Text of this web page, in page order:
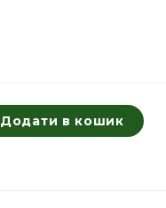
Додати в кошик